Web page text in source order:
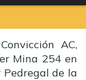
AC,
Mina 254 en
de la